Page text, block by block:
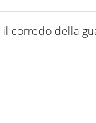
il corredo della